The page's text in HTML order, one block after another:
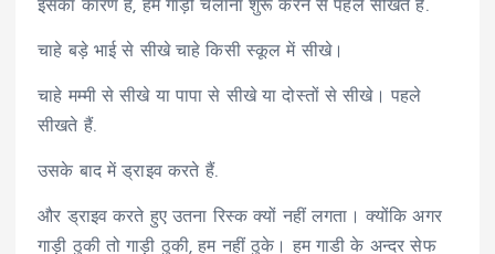
इसका कारण है, हम गाड़ी चलाना शुरू करने से पहले सीखते हैं.
चाहे बड़े भाई से सीखे चाहे किसी स्कूल में सीखे।
चाहे मम्मी से सीखे या पापा से सीखे या दोस्तों से सीखे। पहले
सीखते हैं.
उसके बाद में ड्राइव करते हैं.
और ड्राइव करते हुए उतना रिस्क क्यों नहीं लगता। क्योंकि अगर
गाड़ी ठुकी तो गाड़ी ठुकी, हम नहीं ठुके। हम गाडी के अन्दर सेफ